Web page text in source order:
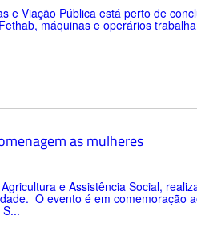
e Viação Pública está perto de
máquinas e operários
as mulheres
e Assistência Social,
O evento é em comemoração